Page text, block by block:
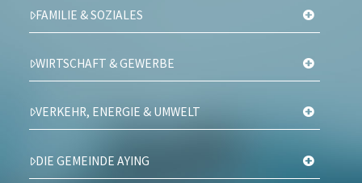
FAMILIE & SOZIALES
WIRTSCHAFT & GEWERBE
VERKEHR, ENERGIE & UMWELT
DIE GEMEINDE AYING